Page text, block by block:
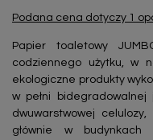
Podana cena dotyczy 1
Papier toaletowy
codziennego użytku, w
ekologiczne produkty
w pełni
dwuwarstwowej
głównie w budynkach